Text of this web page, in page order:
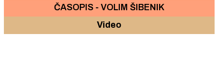
ČASOPIS - VOLIM ŠIBENIK
Video